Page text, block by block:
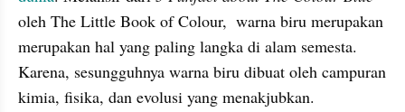
oleh The Little Book of Colour,  warna biru merupakan
merupakan hal yang paling langka di alam semesta.
Karena, sesungguhnya warna biru dibuat oleh campuran
kimia, fisika, dan evolusi yang menakjubkan.